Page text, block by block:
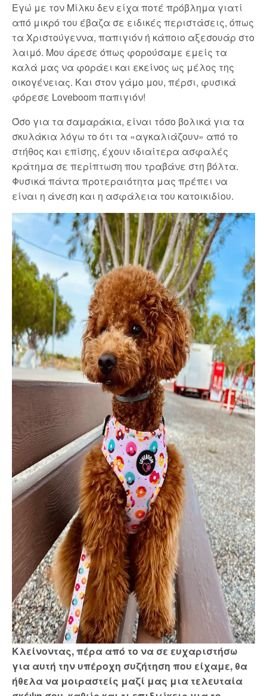
Εγώ με τον Μίλκυ δεν είχα ποτέ πρόβλημα γιατί
από μικρό του έβαζα σε ειδικές περιστάσεις, όπως
τα Χριστούγεννα, παπιγιόν ή κάποιο αξεσουάρ στο
λαιμό. Μου άρεσε όπως φορούσαμε εμείς τα
καλά μας να φοράει και εκείνος ως μέλος της
οικογένειας. Και στον γάμο μου, πέρσι, φυσικά
φόρεσε Loveboom παπιγιόν!
Όσο για τα σαμαράκια, είναι τόσο βολικά για τα
σκυλάκια λόγω το ότι τα «αγκαλιάζουν» από το
στήθος και επίσης, έχουν ιδιαίτερα ασφαλές
κράτημα σε περίπτωση που τραβάνε στη βόλτα.
Φυσικά πάντα προτεραιότητα μας πρέπει να
είναι η άνεση και η ασφάλεια του κατοικιδίου.
Κλείνοντας, πέρα από το να σε ευχαριστήσω
για αυτή την υπέροχη συζήτηση που είχαμε, θα
ήθελα να μοιραστείς μαζί μας μια τελευταία